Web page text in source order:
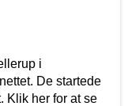
i
De startede
Klik her for at se